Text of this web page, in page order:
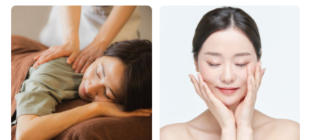
さらに、美容効果も◎
足痩せ、ぽっこりお腹、小顔、産後の骨盤ケアなどの部分痩せ
メニューも人気です！
☘️こんなお悩みに対応☘️
＊慢性的な肩こり・首こり・頭痛・腰痛
＊むくみ・冷え性・便秘・生理痛・更年期症状
＊不眠症・眼精疲労・自律神経の乱れ